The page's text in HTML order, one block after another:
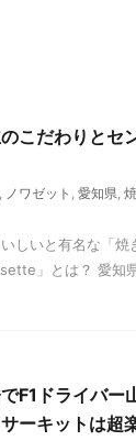
こだわりと
, ノワゼット , 愛知県,
しいと有名な「
」とは？ 愛知
F1ドライバ
ーキットは超